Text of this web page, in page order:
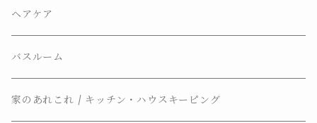
ヘアケア
バスルーム
家のあれこれ / キッチン・ハウスキーピング